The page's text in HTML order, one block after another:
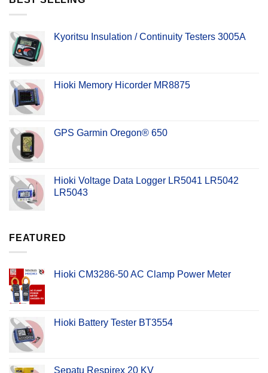
Kyoritsu Insulation / Continuity Testers 3005A
Hioki Memory Hicorder MR8875
GPS Garmin Oregon® 650
Hioki Voltage Data Logger LR5041 LR5042
LR5043
FEATURED
Hioki CM3286-50 AC Clamp Power Meter
Hioki Battery Tester BT3554
Sepatu Respirex 20 KV